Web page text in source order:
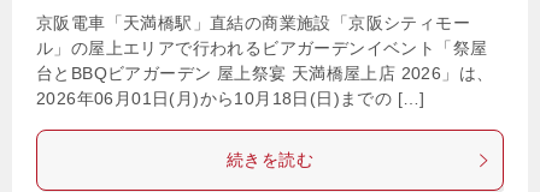
京阪電車「天満橋駅」直結の商業施設「京阪シティモー
ル」の屋上エリアで行われるビアガーデンイベント「祭屋
台とBBQビアガーデン 屋上祭宴 天満橋屋上店 2026」は、
2026年06月01日(月)から10月18日(日)までの […]
続きを読む